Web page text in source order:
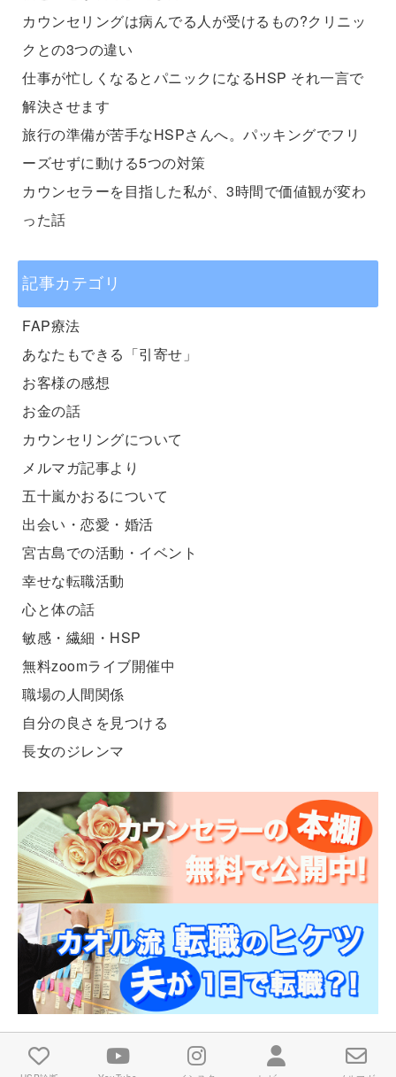
カウンセリングは病んでる人が受けるもの?クリニッ
クとの3つの違い
仕事が忙しくなるとパニックになるHSP それ一言で
解決させます
旅行の準備が苦手なHSPさんへ。パッキングでフリ
ーズせずに動ける5つの対策
カウンセラーを目指した私が、3時間で価値観が変わ
った話
記事カテゴリ
FAP療法
あなたもできる「引寄せ」
お客様の感想
お金の話
カウンセリングについて
メルマガ記事より
五十嵐かおるについて
出会い・恋愛・婚活
宮古島での活動・イベント
幸せな転職活動
心と体の話
敏感・繊細・HSP
無料zoomライブ開催中
職場の人間関係
自分の良さを見つける
長女のジレンマ